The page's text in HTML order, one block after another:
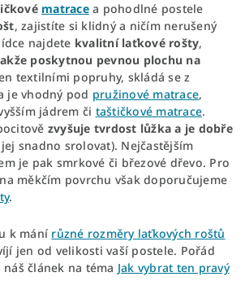
matracea pohodlné postele
, zajistíte si klidný a ničím nerušený
najdete kvalitní laťkové rošty,
poskytnou pevnou plochu na
textilními popruhy, skládá se z
je vhodný pod pružinové matrace,
jádrem či taštičkové matrace.
zvyšuje tvrdost lůžka a je dobře
jej snadno srolovat). Nejčastějším
je pak smrkové či březové dřevo. Pro
měkčím povrchu však doporučujeme
.
k mání různé rozměry laťkových roštů
jen od velikosti vaší postele. Pořád
článek na téma Jak vybrat ten pravý